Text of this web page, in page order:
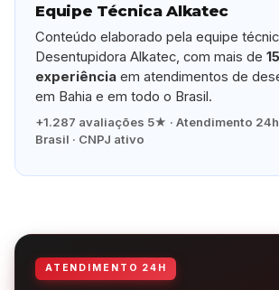
Equipe Técnica Alkatec
Conteúdo elaborado pela equipe
Desentupidora Alkatec, com mais de
experiência em atendimentos de
em Bahia e em todo o Brasil.
+1.287 avaliações 5★ · Atendimento
Brasil · CNPJ ativo
ATENDIMENTO 24H